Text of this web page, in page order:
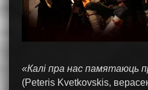
«Калі пра нас памятаюць
(Peteris Kvetkovskis,